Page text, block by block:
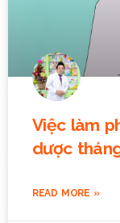
Việc làm
dược
READ MORE »